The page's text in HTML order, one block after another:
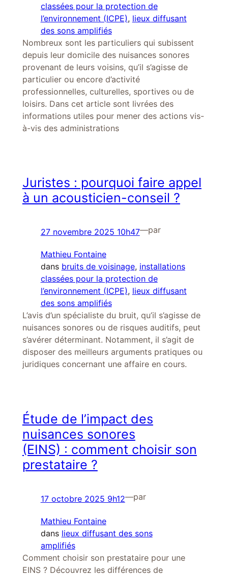
classées pour la protection de
l’environnement (ICPE), lieux diffusant
des sons amplifiés
Nombreux sont les particuliers qui subissent
depuis leur domicile des nuisances sonores
provenant de leurs voisins, qu’il s’agisse de
particulier ou encore d’activité
professionnelles, culturelles, sportives ou de
loisirs. Dans cet article sont livrées des
informations utiles pour mener des actions vis-
à-vis des administrations
Juristes : pourquoi faire appel
à un acousticien-conseil ?
27 novembre 2025 10h47—par
Mathieu Fontaine
dans bruits de voisinage, installations
classées pour la protection de
l’environnement (ICPE), lieux diffusant
des sons amplifiés
L’avis d’un spécialiste du bruit, qu’il s’agisse de
nuisances sonores ou de risques auditifs, peut
s’avérer déterminant. Notamment, il s’agit de
disposer des meilleurs arguments pratiques ou
juridiques concernant une affaire en cours.
Étude de l’impact des
nuisances sonores
(EINS) : comment choisir son
prestataire ?
17 octobre 2025 9h12—par
Mathieu Fontaine
dans lieux diffusant des sons
amplifiés
Comment choisir son prestataire pour une
EINS ? Découvrez les différences de